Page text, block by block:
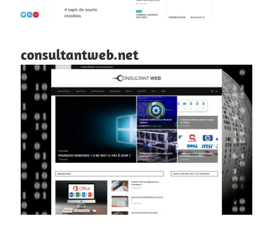
consultantweb.net